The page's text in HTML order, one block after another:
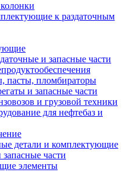
к раздаточным
и запасные части
пасты, пломбираторы
и запасные части
и грузовой техники
для нефтебаз и
детали и комплектующие
части
элементы